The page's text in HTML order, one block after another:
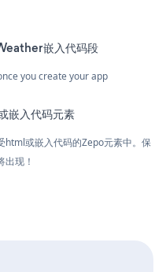
嵌入代码段
you create your app
嵌入代码元素
html或嵌入代码的Zepo元素中。保
现！